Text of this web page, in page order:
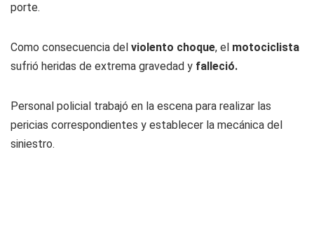
porte.
Como consecuencia del violento choque, el motociclista
sufrió heridas de extrema gravedad y falleció.
Personal policial trabajó en la escena para realizar las
pericias correspondientes y establecer la mecánica del
siniestro.